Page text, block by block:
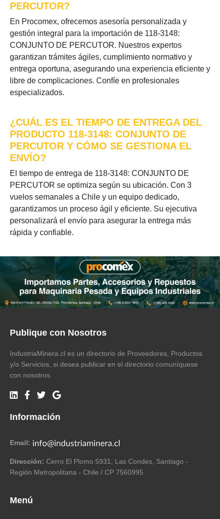
PERCUTOR?
En Procomex, ofrecemos asesoría personalizada y
gestión integral para la importación de 118-3148:
CONJUNTO DE PERCUTOR. Nuestros expertos
garantizan trámites ágiles, cumplimiento normativo y
entrega oportuna, asegurando una experiencia eficiente y
libre de complicaciones. Confíe en profesionales
especializados.
¿CUÁL ES EL TIEMPO DE ENTREGA DEL
PRODUCTO 118-3148: CONJUNTO DE
PERCUTOR Y CÓMO SE GESTIONA EL
ENVÍO?
El tiempo de entrega de 118-3148: CONJUNTO DE
PERCUTOR se optimiza según su ubicación. Con 3
vuelos semanales a Chile y un equipo dedicado,
garantizamos un proceso ágil y eficiente. Su ejecutiva
personalizará el envío para asegurar la entrega más
rápida y confiable.
Publique con Nosotros
IndustriaMinera.cl es un directorio de Proveedores, Productos
y/o Servicios, si desea publicar en el directorio comuníquese
con nosotros.
Información
Email:
Dirección: Cerro El Plomo 5931, Las Condes, Santiago -
Región Metropolitana - Chile / CP 7560995
Menú